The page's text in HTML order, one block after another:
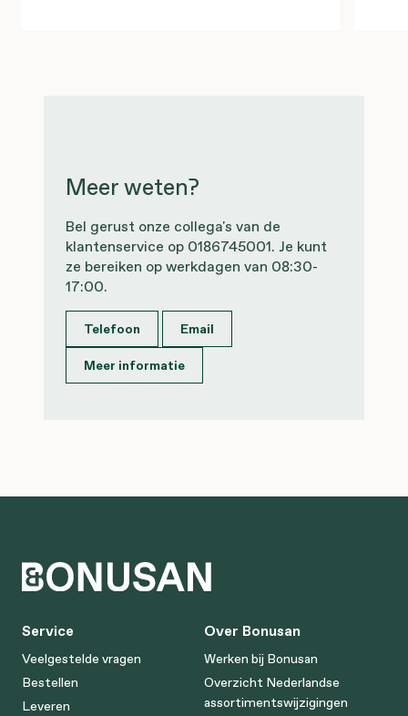
Meer weten?
Bel gerust onze collega's van de
klantenservice op 0186745001. Je kunt
ze bereiken op werkdagen van 08:30-
17:00.
Telefoon
Email
Meer informatie
Service
Veelgestelde vragen
Bestellen
Leveren
Over Bonusan
Werken bij Bonusan
Overzicht Nederlandse
assortimentswijzigingen